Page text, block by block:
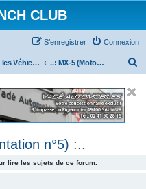
CLUB
Connexion
S’enregistrer
..: TOUS les Véhicules MAZDA :.. ..: MX-5 (Motor eXperimentation n°5) :..
n°5) :..
lire les sujets de ce forum.